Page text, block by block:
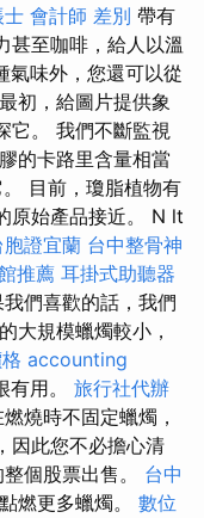
士 會計師 差別 帶有
甚至咖啡，給人以溫
氣味外，您還可以從
初，給圖片提供象
它。 我們不斷監視
的卡路里含量相當
目前，瓊脂植物有
原始產品接近。 N lt
胞證宜蘭 台中整骨神
推薦 耳掛式助聽器
我們喜歡的話，我們
大規模蠟燭較小，
accounting
有用。 旅行社代辦
燒時不固定蠟燭，
因此您不必擔心清
個股票出售。 台中
燃更多蠟燭。 數位